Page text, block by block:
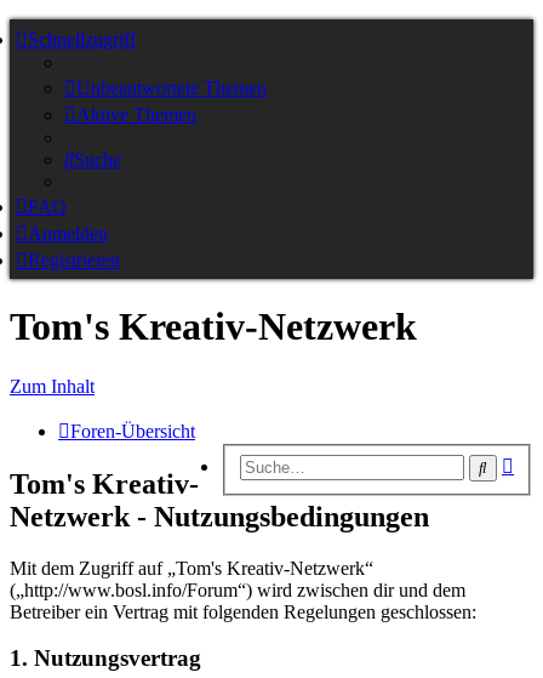
Schnellzugriff
Unbeantwortete Themen
Aktive Themen
Suche
FAQ
Anmelden
Registrieren
Tom's Kreativ-Netzwerk
Zum Inhalt
Foren-Übersicht
Suche
Tom's Kreativ-
Netzwerk - Nutzungsbedingungen
Mit dem Zugriff auf „Tom's Kreativ-Netzwerk“
(„http://www.bosl.info/Forum“) wird zwischen dir und dem
Betreiber ein Vertrag mit folgenden Regelungen geschlossen:
1. Nutzungsvertrag